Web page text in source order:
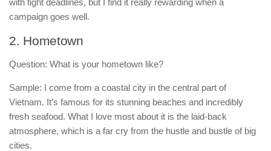
with tight deadlines, but I find it really rewarding when a
campaign goes well.
2. Hometown
Question: What is your hometown like?
Sample: I come from a coastal city in the central part of
Vietnam. It’s famous for its stunning beaches and incredibly
fresh seafood. What I love most about it is the laid-back
atmosphere, which is a far cry from the hustle and bustle of big
cities.